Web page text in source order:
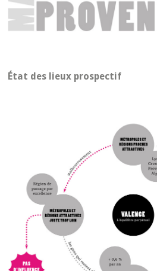
État des lieux prospectif